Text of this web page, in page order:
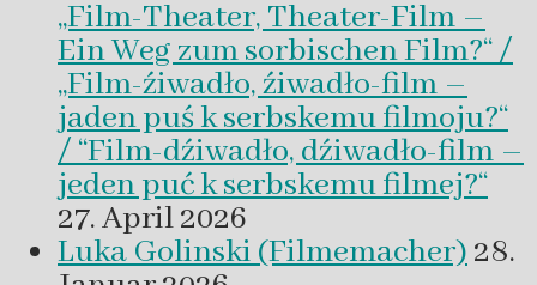
„Film-Theater, Theater-Film –
Ein Weg zum sorbischen Film?“ /
„Film-źiwadło, źiwadło-film –
jaden puś k serbskemu filmoju?“
/ “Film-dźiwadło, dźiwadło-film –
jeden puć k serbskemu filmej?“
27. April 2026
Luka Golinski (Filmemacher)28.